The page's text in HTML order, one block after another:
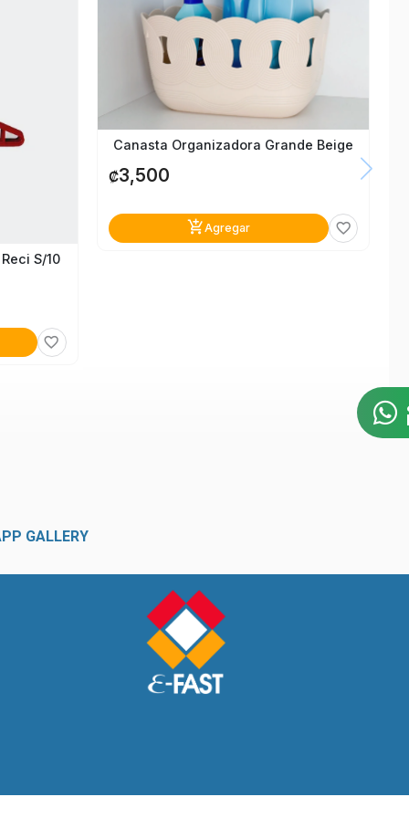
S/10
favorite_border
Canasta Organizadora Grande Beige
₡3,500
add_shopping_cartAgregar favorite_border
GALLERY